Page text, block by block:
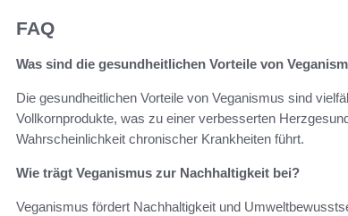
FAQ
Was sind die gesundheitlichen Vorteile von
Die gesundheitlichen Vorteile von Veganismus sind
Vollkornprodukte, was zu einer verbesserten
Wahrscheinlichkeit chronischer Krankheiten führt.
Wie trägt Veganismus zur Nachhaltigkeit bei?
Veganismus fördert Nachhaltigkeit und